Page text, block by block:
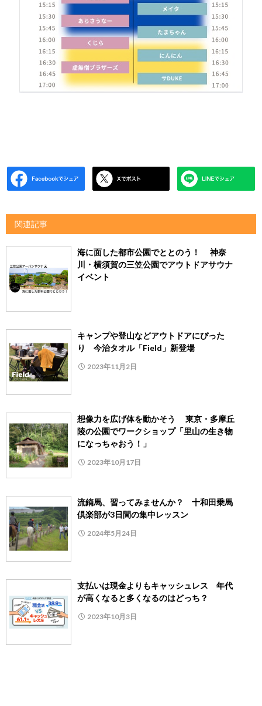
関連記事
海に面した都市公園でととのう！ 神奈
川・横須賀の三笠公園でアウトドアサウナ
イベント
キャンプや登山などアウトドアにぴった
り 今治タオル「Field」新登場
2023年11月2日
想像力を広げ体を動かそう 東京・多摩丘
陵の公園でワークショップ「里山の生き物
になっちゃおう！」
2023年10月17日
流鏑馬、習ってみませんか？ 十和田乗馬
倶楽部が3日間の集中レッスン
2024年5月24日
支払いは現金よりもキャッシュレス 年代
が高くなると多くなるのはどっち？
2023年10月3日